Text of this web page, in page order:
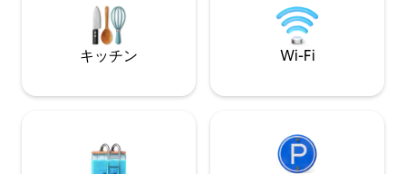
ることができます
コース、アイスリ
キッチン Wi-Fi